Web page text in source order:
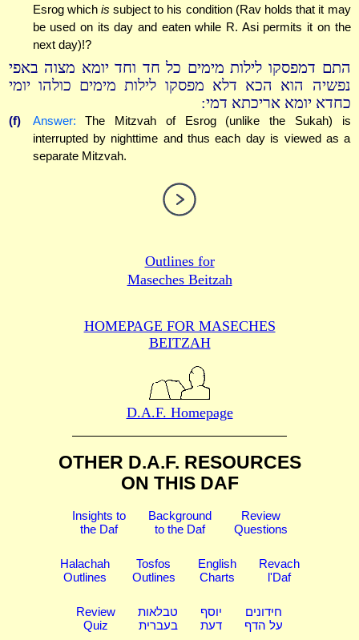
Esrog which is subject to his condition (Rav holds that it may
be used on its day and eaten while R. Asi permits it on the
next day)!?
התם דמפסקו לילות מימים כל חד וחד יומא מצוה באפי
נפשיה הוא הכא דלא מפסקו לילות מימים כולהו יומי
כחדא יומא אריכתא דמי:
(f) Answer: The Mitzvah of Esrog (unlike the Sukah) is
interrupted by nighttime and thus each day is viewed as a
separate Mitzvah.
Outlines for
Maseches Beitzah
HOMEPAGE FOR MASECHES
BEITZAH
D.A.F. Homepage
OTHER D.A.F. RESOURCES
ON THIS DAF
Insights to
the Daf
Background
to the Daf
Review
Questions
Halachah
Outlines
Tosfos
Outlines
English
Charts
Revach
l'Daf
Review
Quiz
טבלאות
בעברית
יוסף
דעת
חידונים
על הדף